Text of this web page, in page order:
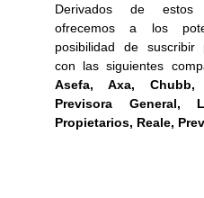
Derivados de estos
ofrecemos a los
posibilidad de suscribir
con las siguientes
Asefa, Axa,
Previsora General,
Propietarios, Reale,